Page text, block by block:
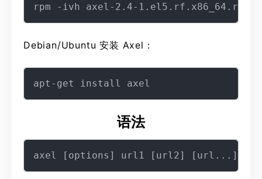
Debian/Ubuntu 安装 Axel：
语法